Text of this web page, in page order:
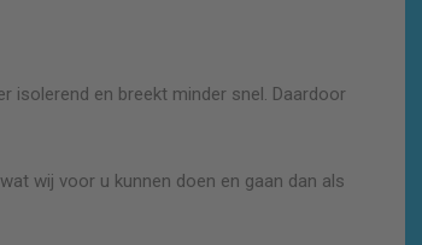
isolerend en breekt minder snel. Daardoor
wij voor u kunnen doen en gaan dan als